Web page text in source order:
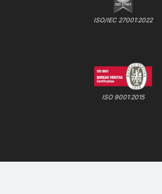
ISO/IEC 27001:2022
ISO 9001:2015